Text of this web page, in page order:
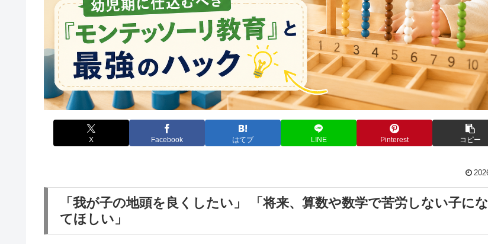
X Facebook はてブ LINE Pinterest コピー
「我が子の地頭を良くしたい」 「将来、算数や数学で苦労しない子に
てほしい」